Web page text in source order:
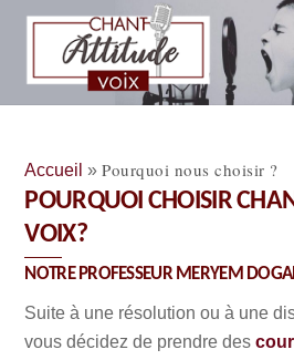
Skip
Accueil »Pourquoi nous choisir ?
POURQUOI CHOISIR
VOIX?
NOTRE PROFESSEUR MERYEM
Suite à une résolution ou à une
vous décidez de prendre des